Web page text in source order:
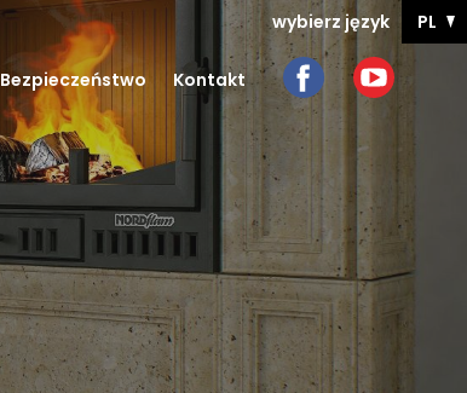
wybierz język
PL
Bezpieczeństwo Kontakt